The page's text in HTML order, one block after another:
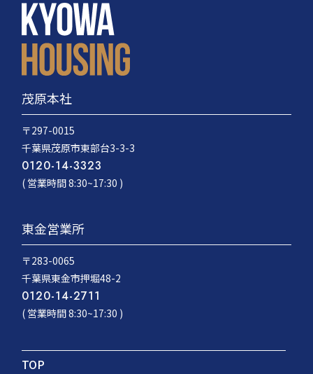
茂原本社
〒297-0015
千葉県茂原市東部台3-3-3
0120-14-3323
( 営業時間 8:30~17:30 )
東金営業所
〒283-0065
千葉県東金市押堀48-2
0120-14-2711
( 営業時間 8:30~17:30 )
TOP